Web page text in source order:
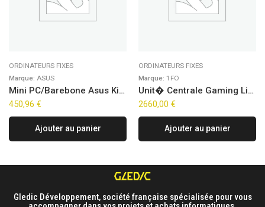
ORDINATEURS FIXES
Marque: ASUS
Mini PC/Barebone Asus Kit NUC 14 Pro NUC14RVK – i3-100U
450,96 €
Ajouter au panier
ORDINATEURS FIXES
Marque: 1FO
Unit� Centrale Gaming Line – Sirius Prime V2 (FreeDOS)
2660,00 €
Ajouter au panier
Gledic Développement, société française spécialisée pour vous